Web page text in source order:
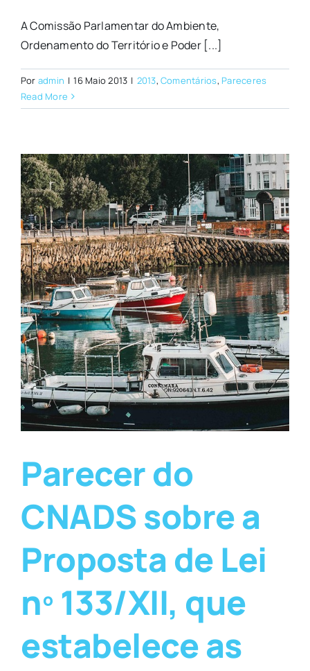
A Comissão Parlamentar do Ambiente,
Ordenamento do Território e Poder [...]
Por admin | 16 Maio 2013 | 2013,Comentários, Pareceres
Read More
Parecer do
CNADS sobre a
Proposta de Lei
nº 133/XII, que
estabelece as